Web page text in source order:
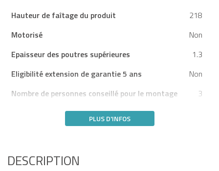
Hauteur de faîtage du produit
218
Motorisé
Non
Epaisseur des poutres supérieures
1.3
Eligibilité extension de garantie 5 ans
Non
Nombre de personnes conseillé pour le montage
3
PLUS D'INFOS
DESCRIPTION